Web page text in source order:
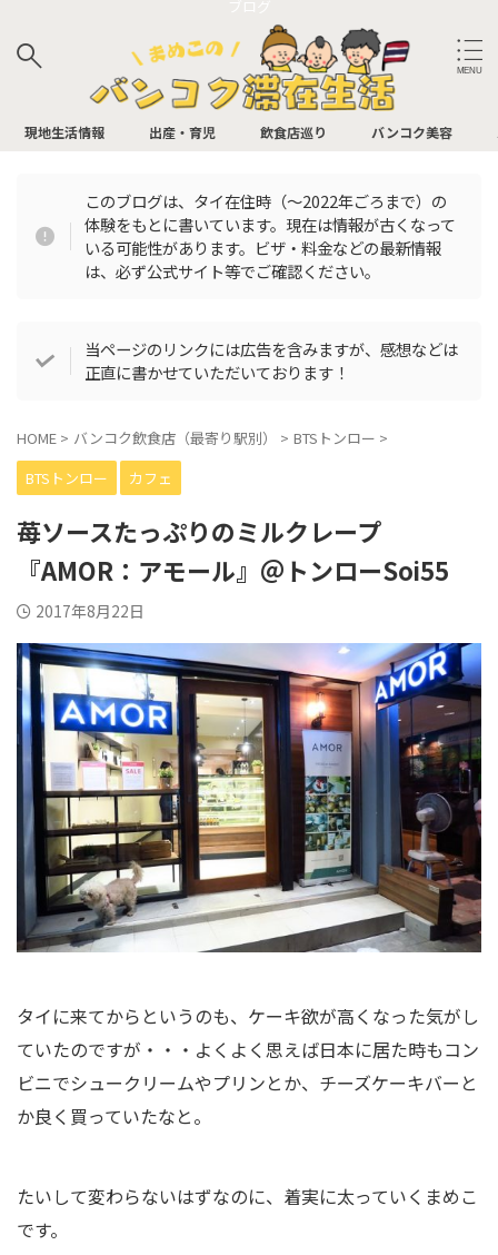
サイト内検索
バンコク飲食店
アフタヌーンティー
イタリアン
BAR
カフェ
中華
日本食
多国籍
バンコク飲食店（最寄り駅別）
BTSセントルイス
BTSアーリー
BTSチョンノンシー
BTSエカマイ
ム
BTSパヤタイ
BTSプルンチット
BTSプラカノン
BTSプロンポン
BTSラチャダムリー
BTSラチャテウィー
BTSサラデーン
BTSサイアム
BTSトンロー
MRTルンピニ
MRTサムヤン
MRTサムヨット
BTSオンヌット
リバーサイド
その他エリア
検索
現地生活情報 出産・育児 飲食店巡り バンコク美容
このブログは、タイ在住時（〜2022年ごろまで）の
体験をもとに書いています。現在は情報が古くなって
いる可能性があります。ビザ・料金などの最新情報
は、必ず公式サイト等でご確認ください。
当ページのリンクには広告を含みますが、感想などは
正直に書かせていただいております！
HOME > バンコク飲食店（最寄り駅別） > BTSトンロー >
BTSトンロー
カフェ
苺ソースたっぷりのミルクレープ
『AMOR：アモール』＠トンローSoi55
2017年8月22日
タイに来てからというのも、ケーキ欲が高くなった気がし
ていたのですが・・・よくよく思えば日本に居た時もコン
ビニでシュークリームやプリンとか、チーズケーキバーと
か良く買っていたなと。
たいして変わらないはずなのに、着実に太っていくまめこ
です。